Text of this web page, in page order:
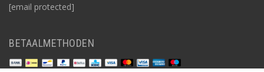
[email protected]
BETAALMETHODEN